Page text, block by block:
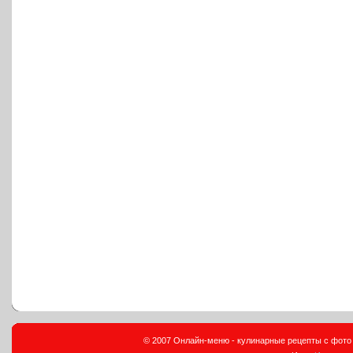
© 2007 Онлайн-меню - кулинарные рецепты с фото